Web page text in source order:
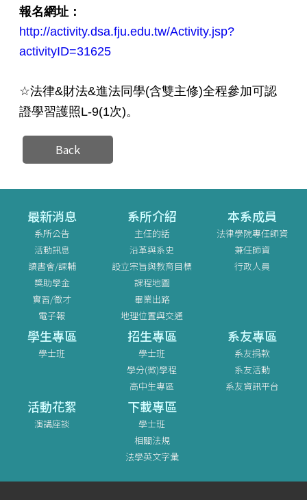
報名網址：
http://activity.dsa.fju.edu.tw/Activity.jsp?
activityID=31625
☆法律&財法&進法同學(含雙主修)全程參加可認
證學習護照L-9(1次)。
Back
最新消息
系所公告
活動訊息
讀書會/課輔
獎助學金
實習/徵才
電子報
系所介紹
主任的話
沿革與系史
設立宗旨與教育目標
課程地圖
畢業出路
地理位置與交通
本系成員
法律學院專任師資
兼任師資
行政人員
學生專區
學士班
招生專區
學士班
學分(微)學程
高中生專區
系友專區
系友捐款
系友活動
系友資訊平台
活動花絮
演講座談
下載專區
學士班
相關法規
法學英文字彙